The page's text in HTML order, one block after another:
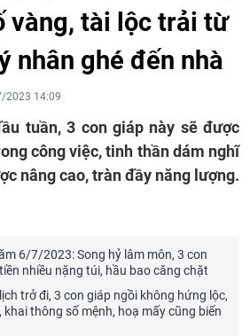
vàng, tài lộc trải từ
nhân ghé đến nhà
2023 14:09
tuần, 3 con giáp này sẽ được
công việc, tinh thần dám nghĩ
nâng cao, tràn đầy năng lượng.
6/7/2023: Song hỷ lâm môn, 3 con
nhiều nặng túi, hầu bao căng chặt
trở đi, 3 con giáp ngồi không hứng lộc,
thông số mệnh, hoạ mấy cũng biến